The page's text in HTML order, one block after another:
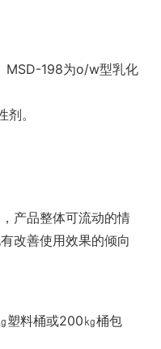
MSD-198为o/w型乳化
。
产品整体可流动的情
改善使用效果的倾向
塑料桶或200㎏桶包